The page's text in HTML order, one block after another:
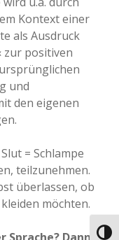
Kontext einer
als Ausdruck
zur positiven
und
den eigenen
= Schlampe
teilzunehmen.
überlassen, ob
möchten.